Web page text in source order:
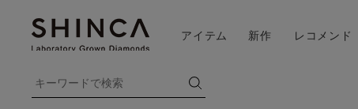
アイテム 新作 レコメンド